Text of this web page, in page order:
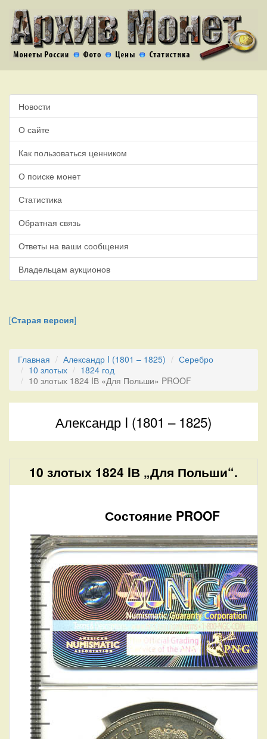
Новости
О сайте
Как пользоваться ценником
О поиске монет
Статистика
Обратная связь
Ответы на ваши сообщения
Владельцам аукционов
[Старая версия]
Главная Александр I (1801 – 1825)
Серебро
10 злотых
1824 год
10 злотых 1824 IВ «Для Польши» PROOF
Александр I (1801 – 1825)
10 злотых 1824 IВ „Для Польши“.
Состояние PROOF